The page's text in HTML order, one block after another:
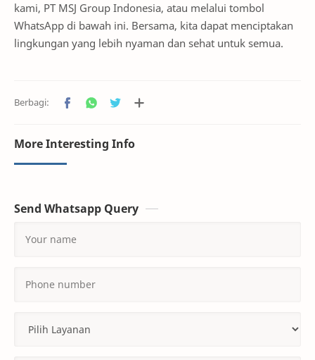
kami, PT MSJ Group Indonesia, atau melalui tombol
WhatsApp di bawah ini. Bersama, kita dapat menciptakan
lingkungan yang lebih nyaman dan sehat untuk semua.
More Interesting Info
Send Whatsapp Query